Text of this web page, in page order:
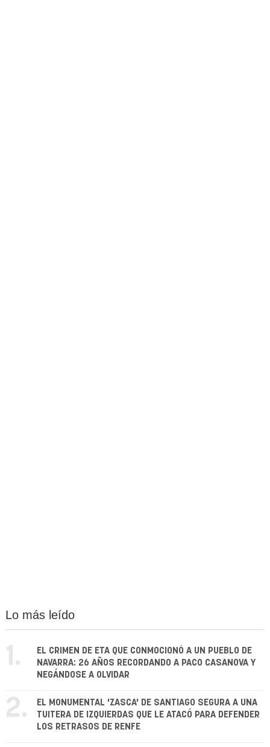
Lo más leído
1.
EL CRIMEN DE ETA QUE CONMOCIONÓ A UN PUEBLO DE
NAVARRA: 26 AÑOS RECORDANDO A PACO CASANOVA Y
NEGÁNDOSE A OLVIDAR
2.
EL MONUMENTAL 'ZASCA' DE SANTIAGO SEGURA A UNA
TUITERA DE IZQUIERDAS QUE LE ATACÓ PARA DEFENDER
LOS RETRASOS DE RENFE